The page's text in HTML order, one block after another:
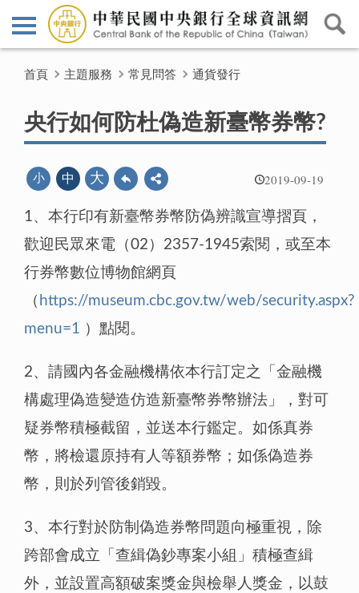
首頁 主題服務 常見問答 通貨發行
央行如何防杜偽造新臺幣券幣?
2019-09-19
小 中 大
1、本行印有新臺幣券幣防偽辨識宣導摺頁，
歡迎民眾來電（02）2357-1945索閱，或至本
行券幣數位博物館網頁
（ https://museum.cbc.gov.tw/web/security.aspx?
menu=1 ）點閱。
2、請國內各金融機構依本行訂定之「金融機
構處理偽造變造仿造新臺幣券幣辦法」，對可
疑券幣積極截留，並送本行鑑定。如係真券
幣，將檢還原持有人等額券幣；如係偽造券
幣，則於列管後銷毀。
3、本行對於防制偽造券幣問題向極重視，除
跨部會成立「查緝偽鈔專案小組」積極查緝
外，並設置高額破案獎金與檢舉人獎金，以鼓